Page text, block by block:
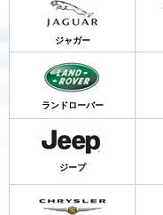
ジャガー
ランドローバー
ジープ